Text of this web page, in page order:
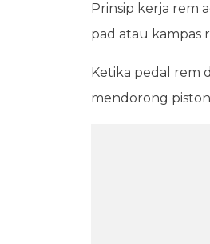
Prinsip kerja rem
pad atau kampas
Ketika pedal rem
mendorong